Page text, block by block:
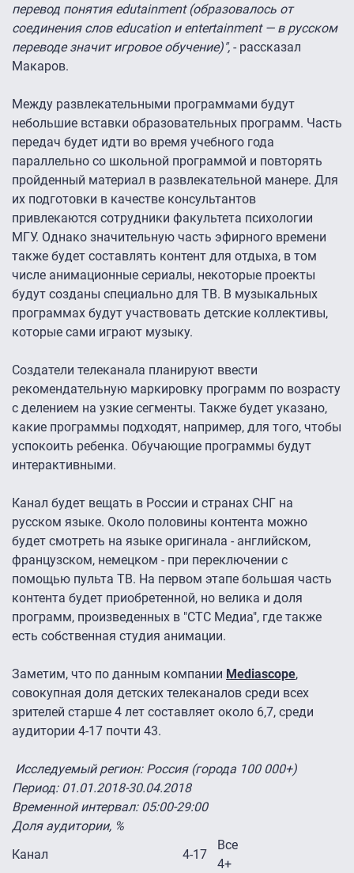
перевод понятия edutainment (образовалось от
соединения слов education и entertainment — в русском
переводе значит игровое обучение)", - рассказал
Макаров.
Между развлекательными программами будут
небольшие вставки образовательных программ. Часть
передач будет идти во время учебного года
параллельно со школьной программой и повторять
пройденный материал в развлекательной манере. Для
их подготовки в качестве консультантов
привлекаются сотрудники факультета психологии
МГУ. Однако значительную часть эфирного времени
также будет составлять контент для отдыха, в том
числе анимационные сериалы, некоторые проекты
будут созданы специально для ТВ. В музыкальных
программах будут участвовать детские коллективы,
которые сами играют музыку.
Создатели телеканала планируют ввести
рекомендательную маркировку программ по возрасту
с делением на узкие сегменты. Также будет указано,
какие программы подходят, например, для того, чтобы
успокоить ребенка. Обучающие программы будут
интерактивными.
Канал будет вещать в России и странах СНГ на
русском языке. Около половины контента можно
будет смотреть на языке оригинала - английском,
французском, немецком - при переключении с
помощью пульта ТВ. На первом этапе большая часть
контента будет приобретенной, но велика и доля
программ, произведенных в "СТС Медиа", где также
есть собственная студия анимации.
Заметим, что по данным компании Mediascope,
совокупная доля детских телеканалов среди всех
зрителей старше 4 лет составляет около 6,7, среди
аудитории 4-17 почти 43.
Исследуемый регион: Россия (города 100 000+)
Период: 01.01.2018-30.04.2018
Временной интервал: 05:00-29:00
Доля аудитории, %
Канал
4-17
Все
4+